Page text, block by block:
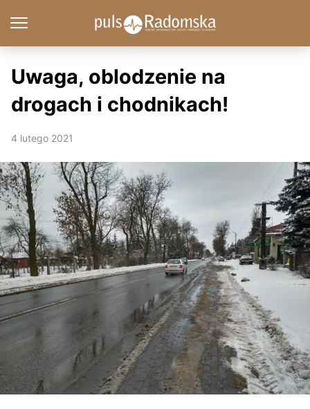
Uwaga, oblodzenie na
drogach i chodnikach!
4 lutego 2021